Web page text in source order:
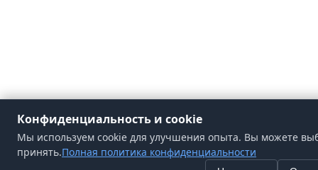
Конфиденциальность и cookie
Мы используем cookie для улучшения опыта. Вы можете
принять.Полная политика конфиденциальности